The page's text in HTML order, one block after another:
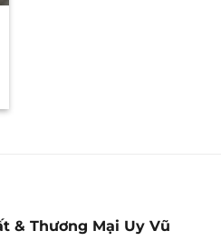
& Thương Mại Uy Vũ